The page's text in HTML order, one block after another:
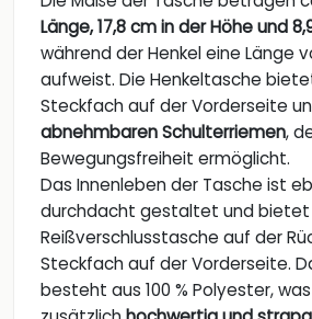
Länge, 17,8 cm in der Höhe und
während der Henkel eine Länge
aufweist. Die Henkeltasche
Steckfach auf der Vorderseite
abnehmbaren Schulterriemen,
Bewegungsfreiheit ermöglicht.
Das Innenleben der Tasche ist
durchdacht gestaltet und bietet
Reißverschlusstasche auf der
Steckfach auf der Vorderseite.
besteht aus 100 % Polyester,